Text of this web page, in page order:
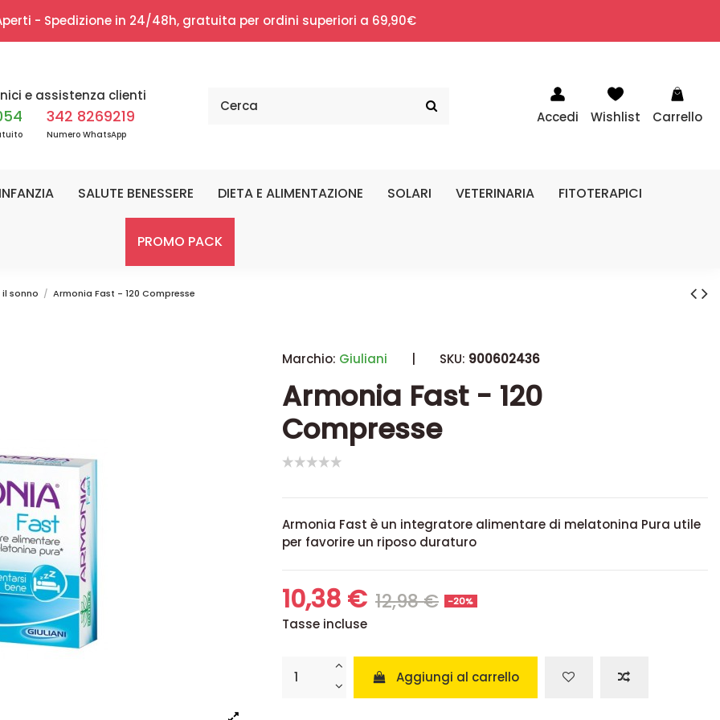
- Spedizione in 24/48h, gratuita per ordini superiori a 69,90€
e assistenza clienti
342 8269219
Numero WhatsApp
Accedi Wishlist Carrello
SALUTE BENESSERE DIETA E ALIMENTAZIONE SOLARI VETERINARIA FITOTERAPICI
PROMO PACK
sonno Armonia Fast - 120 Compresse
Marchio: Giuliani | SKU: 900602436
Armonia Fast - 120
Compresse
Armonia Fast è un integratore alimentare di melatonina Pura utile
per favorire un riposo duraturo
10,38 € 12,98 € -20%
Tasse incluse
Aggiungi al carrello